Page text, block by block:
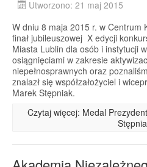
Utworzono: 21 maj 2015
W dniu 8 maja 2015 r. w Centrum
finał jubileuszowej X edycji
Miasta Lublin dla osób i instytucji
osiągnięciami w zakresie
niepełnosprawnych oraz
znalazł się współzałożyciel i
Marek Stępniak.
Czytaj więcej: Medal